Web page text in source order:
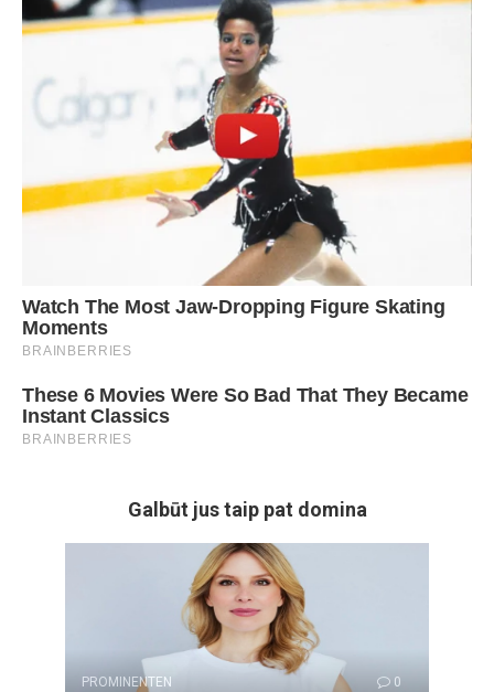
Galbūt jus taip pat domina
PROMINENTEN 0